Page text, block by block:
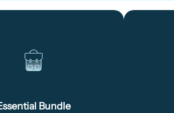
Bundle